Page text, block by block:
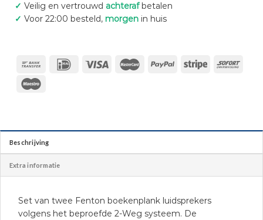
✓ Veilig en vertrouwd achterafbetalen
✓ Voor 22:00 besteld, morgenin huis
Beschrijving
Extra informatie
Set van twee Fenton boekenplank luidsprekers
volgens het beproefde 2-Weg systeem. De